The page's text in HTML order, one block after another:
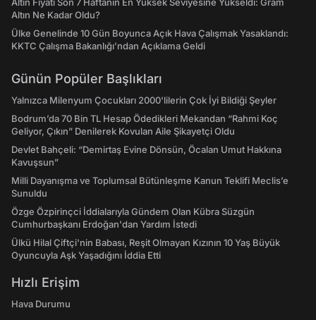
Altın Fiyatı Son 7 Haftanın En Yüksek Seviyesine Yükseldi: Gram
Altın Ne Kadar Oldu?
Ülke Genelinde 10 Gün Boyunca Açık Hava Çalışmak Yasaklandı:
KKTC Çalışma Bakanlığı’ndan Açıklama Geldi
Günün Popüler Başlıkları
Yalnızca Milenyum Çocukları 2000'lilerin Çok İyi Bildiği Şeyler
Bodrum’da 70 Bin TL Hesap Ödedikleri Mekandan “Rahmi Koç
Geliyor, Çıkın” Denilerek Kovulan Aile Şikayetçi Oldu
Devlet Bahçeli: “Demirtaş Evine Dönsün, Öcalan Umut Hakkına
Kavuşsun”
Milli Dayanışma ve Toplumsal Bütünleşme Kanun Teklifi Meclis’e
Sunuldu
Özge Özpirinçci İddialarıyla Gündem Olan Kübra Süzgün
Cumhurbaşkanı Erdoğan'dan Yardım İstedi
Ülkü Hilal Çiftçi'nin Babası, Reşit Olmayan Kızının 10 Yaş Büyük
Oyuncuyla Aşk Yaşadığını İddia Etti
Hızlı Erişim
Hava Durumu